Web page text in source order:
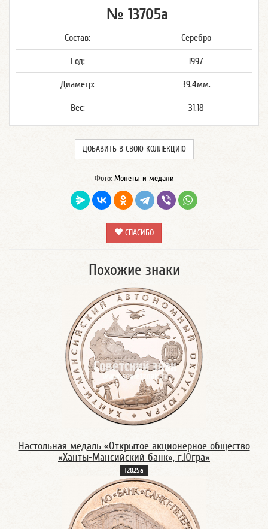
№ 13705а
Состав: Серебро
Год: 1997
Диаметр: 39.4мм.
Вес: 31.18
ДОБАВИТЬ В СВОЮ КОЛЛЕКЦИЮ
Фото: Монеты и медали
СПАСИБО
Похожие знаки
Настольная медаль «Открытое акционерное общество
«Ханты-Мансийский банк», г.Югра»
12825а